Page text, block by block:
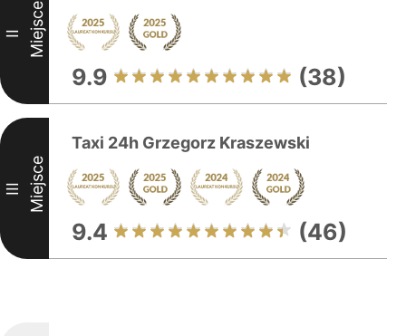
II Miejsce
9.9 (38)
III Miejsce
Taxi 24h Grzegorz Kraszewski
9.4 (46)